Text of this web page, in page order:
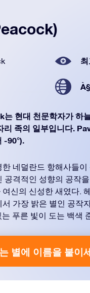
현대 천문학자가 하
리 족의 일부입니다.
-90°).
네덜란드 항해사들
공격적인 성향의 공작
신의 신성한 새였다.
가장 밝은 별인 공작
푸른 빛이 도는 백색
별에 이름을 붙이